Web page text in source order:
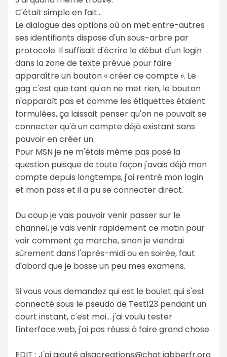
C'était simple en fait...
Le dialogue des options où on met entre-autres
ses identifiants dispose d'un sous-arbre par
protocole. Il suffisait d'écrire le début d'un login
dans la zone de texte prévue pour faire
apparaître un bouton « créer ce compte ». Le
gag c'est que tant qu'on ne met rien, le bouton
n'apparaît pas et comme les étiquettes étaient
formulées, ça laissait penser qu'on ne pouvait se
connecter qu'à un compte déjà existant sans
pouvoir en créer un.
Pour MSN je ne m'étais même pas posé la
question puisque de toute façon j'avais déjà mon
compte depuis longtemps, j'ai rentré mon login
et mon pass et il a pu se connecter direct.
Du coup je vais pouvoir venir passer sur le
channel, je vais venir rapidement ce matin pour
voir comment ça marche, sinon je viendrai
sûrement dans l'après-midi ou en soirée, faut
d'abord que je bosse un peu mes examens.
Si vous vous demandez qui est le boulet qui s'est
connecté sous le pseudo de Test123 pendant un
court instant, c'est moi... j'ai voulu tester
l'interface web, j'ai pas réussi à faire grand chose.
EDIT : J'ai ajouté alsacreations@chat.jabberfr.org